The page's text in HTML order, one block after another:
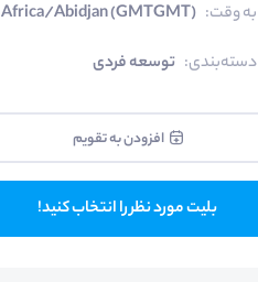
به وقت:
Africa/Abidjan (GMTGMT)
دسته‌بندی: توسعه فردی
افزودن به تقویم
بلیت مورد نظر را انتخاب کنید!